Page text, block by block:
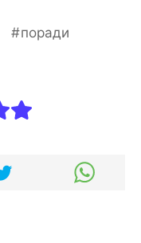
поради